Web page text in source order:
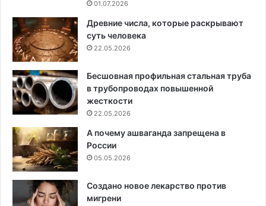
01.07.2026
Древние числа, которые раскрывают
суть человека
22.05.2026
Бесшовная профильная стальная труба
в трубопроводах повышенной
жесткости
22.05.2026
А почему ашваганда запрещена в
России
05.05.2026
Создано новое лекарство против
мигрени